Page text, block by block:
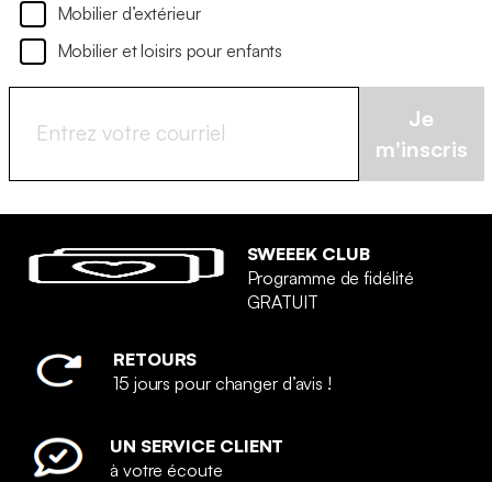
Mobilier d’extérieur
Mobilier et loisirs pour enfants
Je
m'inscris
SWEEEK CLUB
Programme de fidélité
GRATUIT
RETOURS
15 jours pour changer d’avis !
UN SERVICE CLIENT
à votre écoute